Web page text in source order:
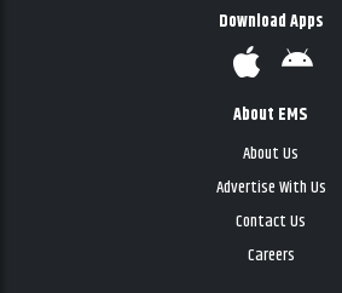
Download Apps
About EMS
About Us
Advertise With Us
Contact Us
Careers